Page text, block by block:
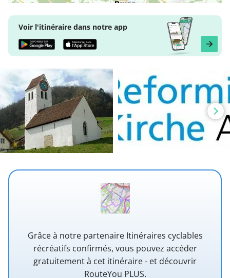
Voir l'itinéraire dans notre app
Grâce à notre partenaire Itinéraires cyclables
récréatifs confirmés, vous pouvez accéder
gratuitement à cet itinéraire - et découvrir
RouteYou PLUS.